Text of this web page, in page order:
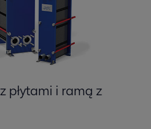
płytami i ramą z